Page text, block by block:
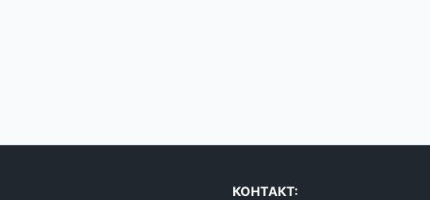
КОНТАКТ: